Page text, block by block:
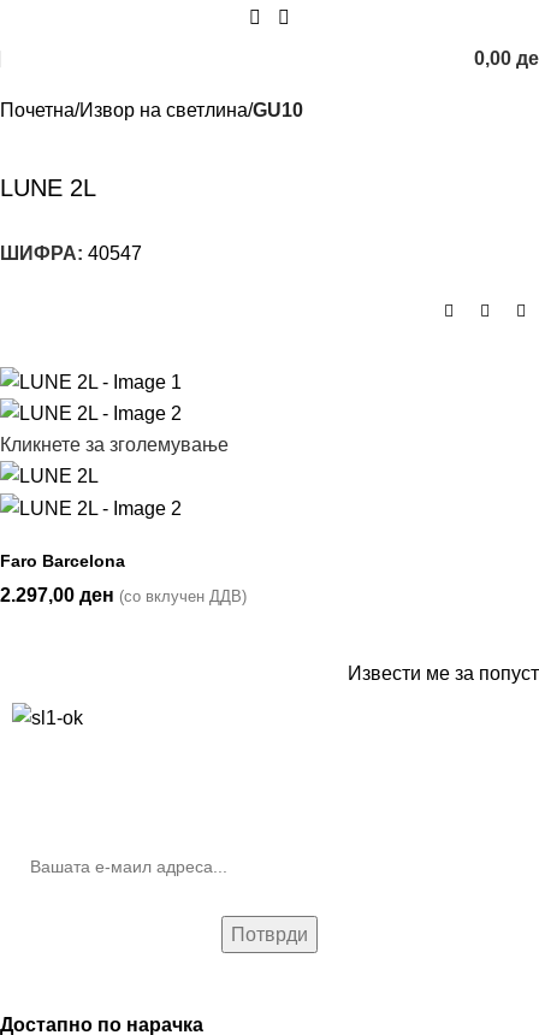
0,00
Почетна Извор на светлина GU10
LUNE 2L
ШИФРА: 40547
Кликнете за зголемување
Faro Barcelona
2.297,00 ден (со вклучен ДДВ)
Извести ме за попуст
Достапно по нарачка